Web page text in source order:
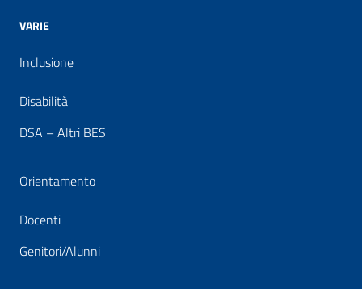
VARIE
Inclusione
Disabilità
DSA – Altri BES
Orientamento
Docenti
Genitori/Alunni